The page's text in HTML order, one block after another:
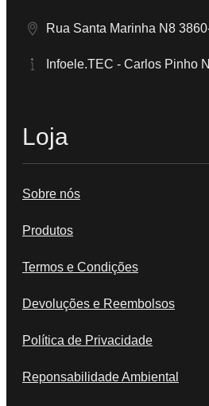
Rua Santa Marinha N8
Infoele.TEC - Carlos Pinho
Loja
Sobre nós
Produtos
Termos e Condições
Devoluções e Reembolsos
Política de Privacidade
Reponsabilidade Ambiental